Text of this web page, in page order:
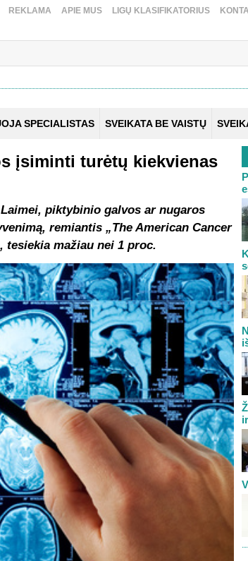
REKLAMA APIE MUS LIGŲ KLASIFIKATORIUS
SPECIALISTAS SVEIKATA BE VAISTŲ
įsiminti turėtų kiekvienas
piktybinio galvos ar nugaros
remiantis „The American Cancer
mažiau nei 1 proc.